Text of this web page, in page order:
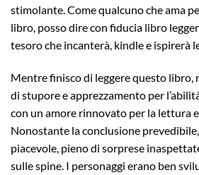
stimolante. Come qualcuno che ama
libro, posso dire con fiducia libro
tesoro che incanterà, kindle e ispirerà
Mentre finisco di leggere questo libro,
di stupore e apprezzamento per
con un amore rinnovato per la lettura
Nonostante la conclusione
piacevole, pieno di sorprese
sulle spine. I personaggi erano ben